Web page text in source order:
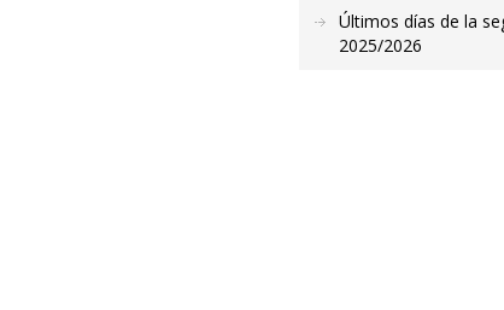
Últimos días de la
2025/2026